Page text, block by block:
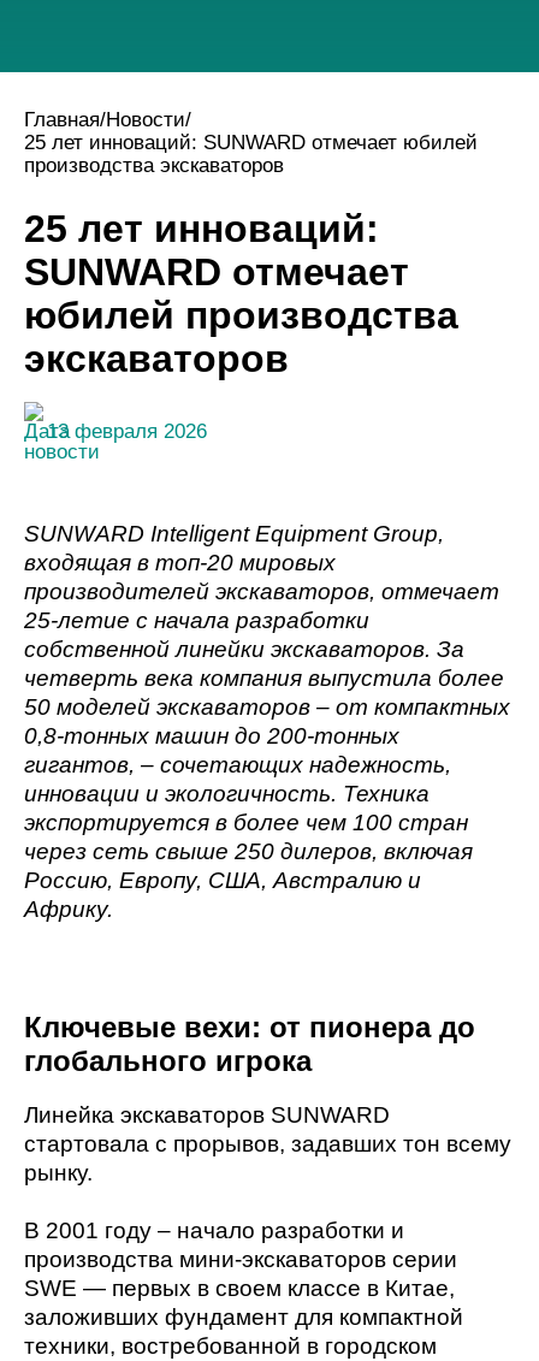
Главная/Новости/
25 лет инноваций: SUNWARD отмечает юбилей
производства экскаваторов
25 лет инноваций:
SUNWARD отмечает
юбилей производства
экскаваторов
13 февраля 2026
SUNWARD Intelligent Equipment Group,
входящая в топ-20 мировых
производителей экскаваторов, отмечает
25-летие с начала разработки
собственной линейки экскаваторов. За
четверть века компания выпустила более
50 моделей экскаваторов – от компактных
0,8-тонных машин до 200-тонных
гигантов, – сочетающих надежность,
инновации и экологичность. Техника
экспортируется в более чем 100 стран
через сеть свыше 250 дилеров, включая
Россию, Европу, США, Австралию и
Африку.
Ключевые вехи: от пионера до
глобального игрока
Линейка экскаваторов SUNWARD
стартовала с прорывов, задавших тон всему
рынку.
В 2001 году – начало разработки и
производства мини-экскаваторов серии
SWE — первых в своем классе в Китае,
заложивших фундамент для компактной
техники, востребованной в городском